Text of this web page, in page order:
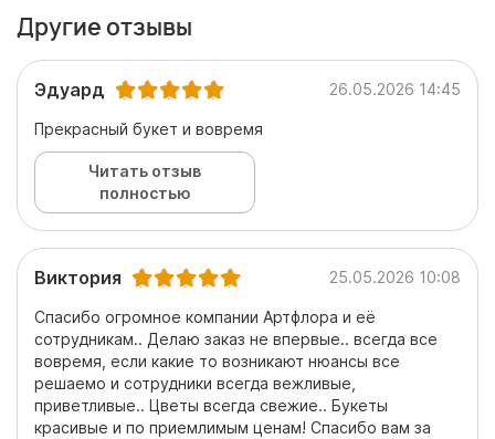
Другие отзывы
Эдуард 26.05.2026 14:45
Прекрасный букет и вовремя
Читать отзыв
полностью
Виктория 25.05.2026 10:08
Спасибо огромное компании Артфлора и её
сотрудникам.. Делаю заказ не впервые.. всегда все
вовремя, если какие то возникают нюансы все
решаемо и сотрудники всегда вежливые,
приветливые.. Цветы всегда свежие.. Букеты
красивые и по приемлимым ценам! Спасибо вам за